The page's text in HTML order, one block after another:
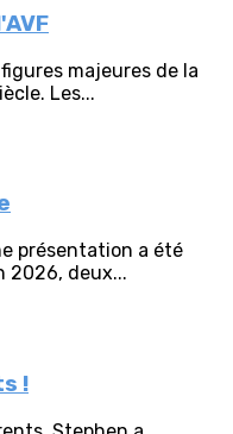
majeures de la
Les...
présentation a été
2026, deux...
!